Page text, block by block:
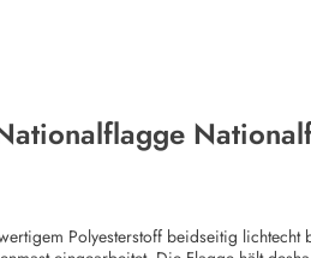
Polyesterstoff beidseitig